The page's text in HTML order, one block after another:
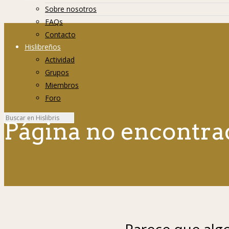
Sobre nosotros
FAQs
Contacto
Hislibreños
Actividad
Grupos
Miembros
Foro
Página no